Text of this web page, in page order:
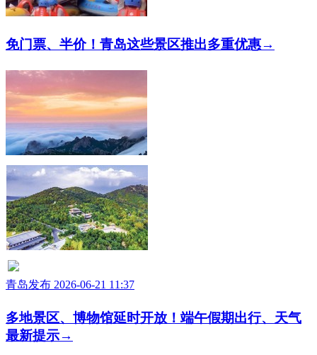
免门票、半价！青岛这些景区推出多重优惠→
青岛发布 2026-06-21 11:37
多地景区、博物馆延时开放！端午假期出行、天气
最新提示→